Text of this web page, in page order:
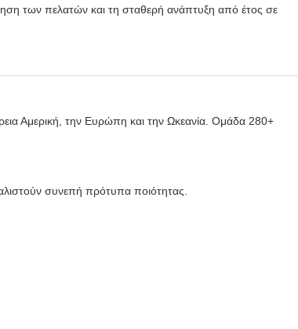
των πελατών και τη σταθερή ανάπτυξη από έτος σε
Αμερική, την Ευρώπη και την Ωκεανία. Ομάδα 280+
συνεπή πρότυπα ποιότητας.